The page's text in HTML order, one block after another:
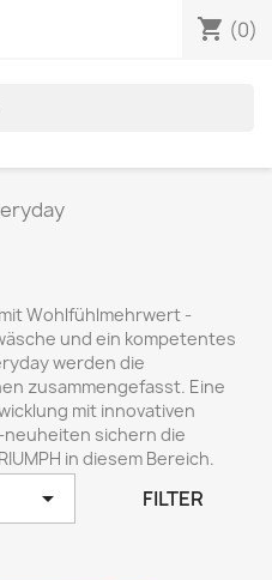
shopping_cart (0)
Wohlfühlmehrwert -
und ein kompetentes
werden die
zusammengefasst. Eine
mit innovativen
sichern die
in diesem Bereich.
 FILTER